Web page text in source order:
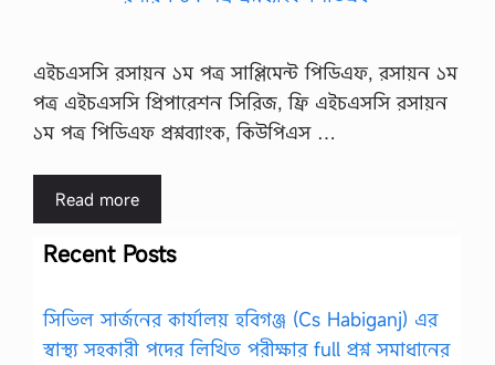
এইচএসসি রসায়ন ১ম পত্র সাপ্লিমেন্ট পিডিএফ, রসায়ন ১ম
পত্র এইচএসসি প্রিপারেশন সিরিজ, ফ্রি এইচএসসি রসায়ন
১ম পত্র পিডিএফ প্রশ্নব্যাংক, কিউপিএস …
Read more
Recent Posts
সিভিল সার্জনের কার্যালয় হবিগঞ্জ (Cs Habiganj) এর
স্বাস্থ্য সহকারী পদের লিখিত পরীক্ষার full প্রশ্ন সমাধানের